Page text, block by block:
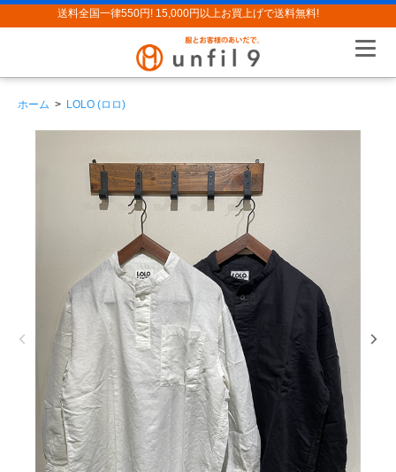
送料全国一律550円! 15,000円以上お買上げで送料無料!
ホーム > LOLO (ロロ)